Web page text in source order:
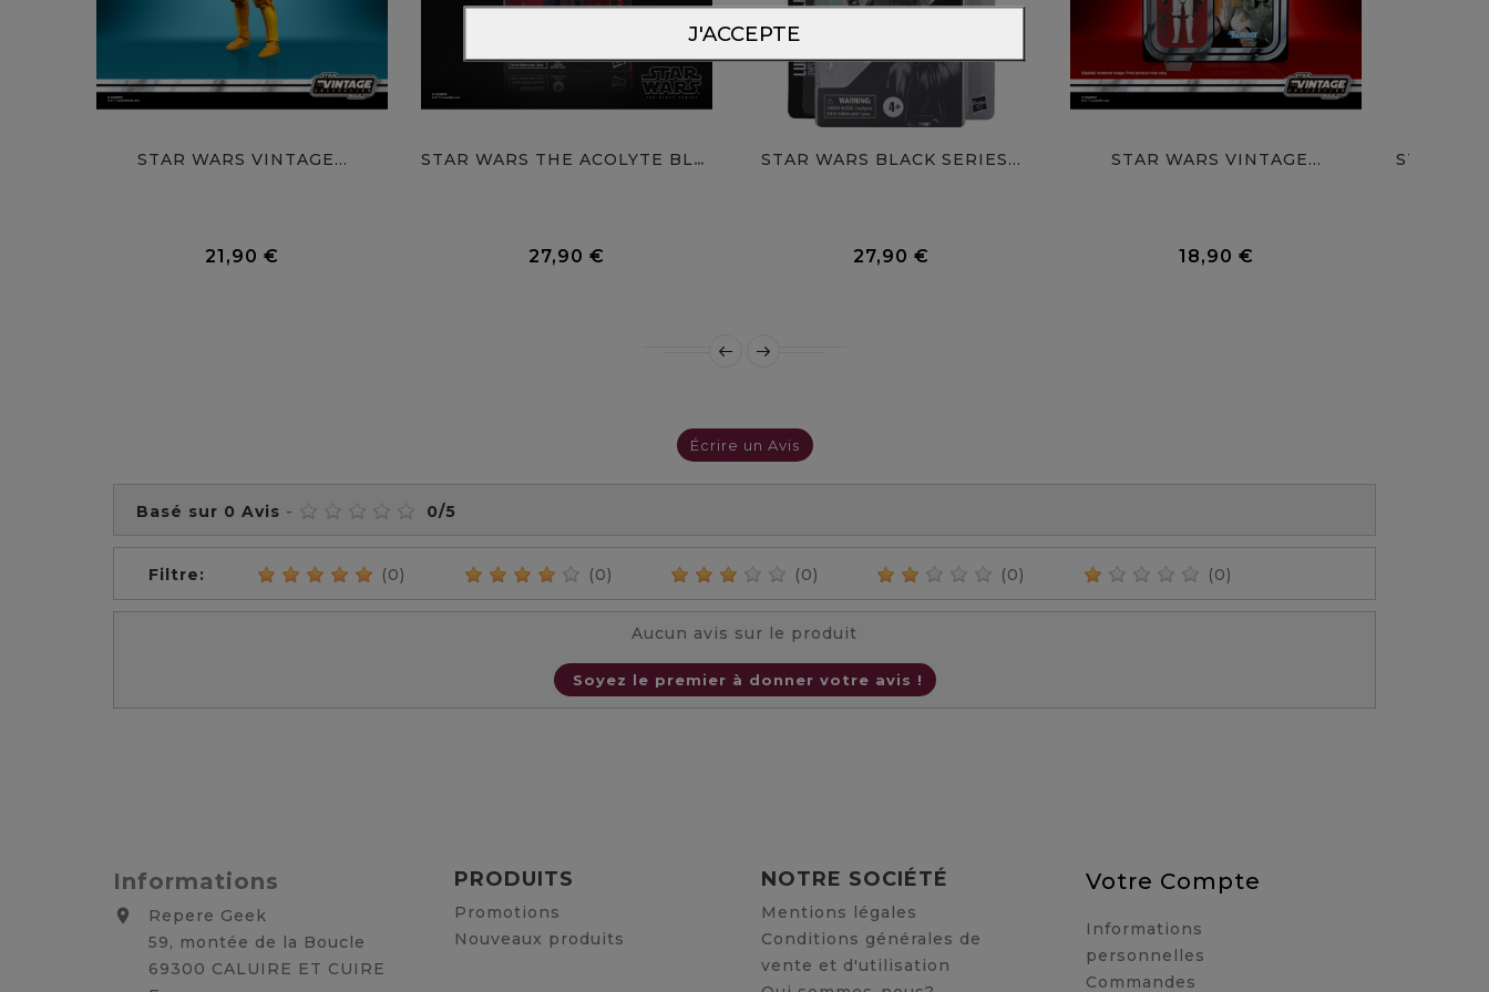
J'ACCEPTE
STAR WARS VINTAGE...
21,90 €
STAR WARS THE ACOLYTE BLACK...
27,90 €
STAR WARS BLACK SERIES...
27,90 €
STAR WARS VINTAGE...
18,90 €
STAR
Écrire un Avis
Basé sur 0 Avis - 0/5
Filtre: (0) (0) (0) (0) (0)
Aucun avis sur le produit
Soyez le premier à donner votre avis !
Informations

Repere Geek
59, montée de la Boucle
69300 CALUIRE ET CUIRE
PRODUITS
Promotions
Nouveaux produits
NOTRE SOCIÉTÉ
Mentions légales
Conditions générales de
vente et d'utilisation
Votre Compte
Informations
personnelles
Commandes